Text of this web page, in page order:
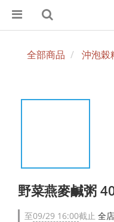
全部商品 沖泡榖
野菜燕麥鹹粥
至09/29 16:00截止 全